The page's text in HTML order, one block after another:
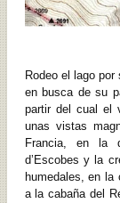
Rodeo el lago
en busca de su
partir del cual el
unas vistas
Francia, en la
d’Escobes y la
humedales, en
a la cabaña del